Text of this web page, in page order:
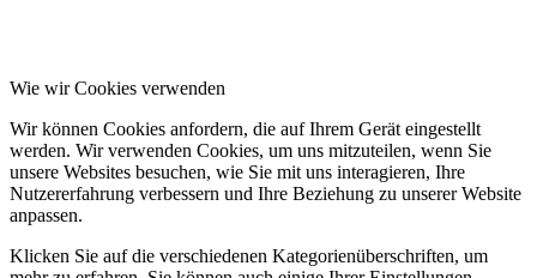
Wie wir Cookies verwenden
Wir können Cookies anfordern, die auf Ihrem Gerät eingestellt
werden. Wir verwenden Cookies, um uns mitzuteilen, wenn Sie
unsere Websites besuchen, wie Sie mit uns interagieren, Ihre
Nutzererfahrung verbessern und Ihre Beziehung zu unserer Website
anpassen.
Klicken Sie auf die verschiedenen Kategorienüberschriften, um